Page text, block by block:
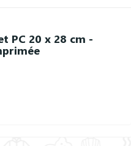
PC 20 x 28 cm -